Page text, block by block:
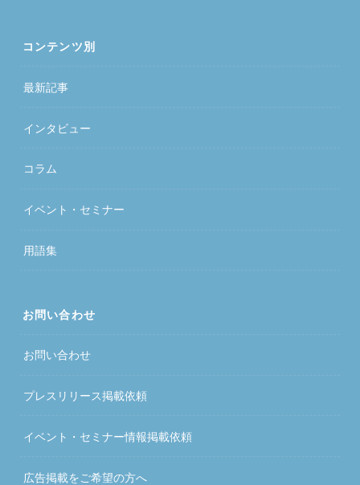
コンテンツ別
最新記事
インタビュー
コラム
イベント・セミナー
用語集
お問い合わせ
お問い合わせ
プレスリリース掲載依頼
イベント・セミナー情報掲載依頼
広告掲載をご希望の方へ